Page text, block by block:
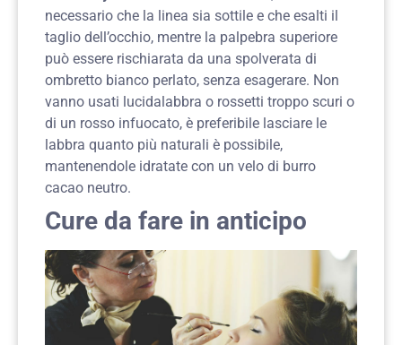
necessario che la linea sia sottile e che esalti il
taglio dell’occhio, mentre la palpebra superiore
può essere rischiarata da una spolverata di
ombretto bianco perlato, senza esagerare. Non
vanno usati lucidalabbra o rossetti troppo scuri o
di un rosso infuocato, è preferibile lasciare le
labbra quanto più naturali è possibile,
mantenendole idratate con un velo di burro
cacao neutro.
Cure da fare in anticipo